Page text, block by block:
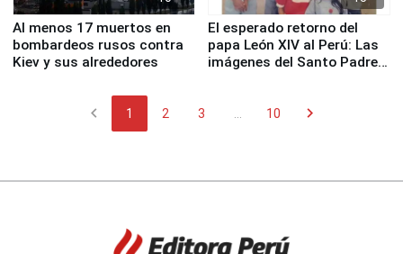
Al menos 17 muertos en
bombardeos rusos contra
Kiev y sus alrededores
El esperado retorno del
papa León XIV al Perú: Las
imágenes del Santo Padre
chevron_left 1 2 3 10 chevron_right